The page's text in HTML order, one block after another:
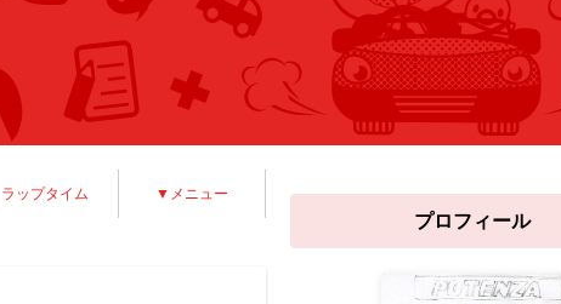
ラップタイム ▼メニュー
プロフィール